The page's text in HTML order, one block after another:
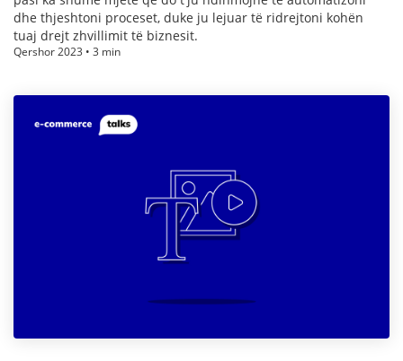
dhe thjeshtoni proceset, duke ju lejuar të ridrejtoni kohën
tuaj drejt zhvillimit të biznesit.
Qershor 2023 • 3 min